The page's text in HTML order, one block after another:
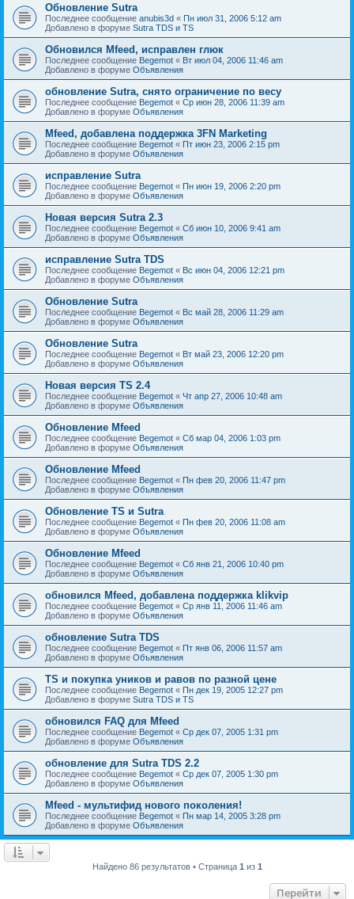
Обновление Sutra
Последнее сообщение anubis3d « Пн июл 31, 2006 5:12 am
Добавлено в форуме Sutra TDS и TS
Обновился Mfeed, исправлен глюк
Последнее сообщение Begemot « Вт июл 04, 2006 11:46 am
Добавлено в форуме Объявления
обновление Sutra, снято ограничение по весу
Последнее сообщение Begemot « Ср июн 28, 2006 11:39 am
Добавлено в форуме Объявления
Mfeed, добавлена поддержка 3FN Marketing
Последнее сообщение Begemot « Пт июн 23, 2006 2:15 pm
Добавлено в форуме Объявления
исправление Sutra
Последнее сообщение Begemot « Пн июн 19, 2006 2:20 pm
Добавлено в форуме Объявления
Новая версия Sutra 2.3
Последнее сообщение Begemot « Сб июн 10, 2006 9:41 am
Добавлено в форуме Объявления
исправление Sutra TDS
Последнее сообщение Begemot « Вс июн 04, 2006 12:21 pm
Добавлено в форуме Объявления
Обновление Sutra
Последнее сообщение Begemot « Вс май 28, 2006 11:29 am
Добавлено в форуме Объявления
Обновление Sutra
Последнее сообщение Begemot « Вт май 23, 2006 12:20 pm
Добавлено в форуме Объявления
Новая версия TS 2.4
Последнее сообщение Begemot « Чт апр 27, 2006 10:48 am
Добавлено в форуме Объявления
Обновление Mfeed
Последнее сообщение Begemot « Сб мар 04, 2006 1:03 pm
Добавлено в форуме Объявления
Обновление Mfeed
Последнее сообщение Begemot « Пн фев 20, 2006 11:47 pm
Добавлено в форуме Объявления
Обновление TS и Sutra
Последнее сообщение Begemot « Пн фев 20, 2006 11:08 am
Добавлено в форуме Объявления
Обновление Mfeed
Последнее сообщение Begemot « Сб янв 21, 2006 10:40 pm
Добавлено в форуме Объявления
обновился Mfeed, добавлена поддержка klikvip
Последнее сообщение Begemot « Ср янв 11, 2006 11:46 am
Добавлено в форуме Объявления
обновление Sutra TDS
Последнее сообщение Begemot « Пт янв 06, 2006 11:57 am
Добавлено в форуме Объявления
TS и покупка уников и равов по разной цене
Последнее сообщение Begemot « Пн дек 19, 2005 12:27 pm
Добавлено в форуме Sutra TDS и TS
обновился FAQ для Mfeed
Последнее сообщение Begemot « Ср дек 07, 2005 1:31 pm
Добавлено в форуме Объявления
обновление для Sutra TDS 2.2
Последнее сообщение Begemot « Ср дек 07, 2005 1:30 pm
Добавлено в форуме Объявления
Mfeed - мультифид нового поколения!
Последнее сообщение Begemot « Пн мар 14, 2005 3:28 pm
Добавлено в форуме Объявления
Найдено 86 результатов • Страница 1 из 1
Перейти